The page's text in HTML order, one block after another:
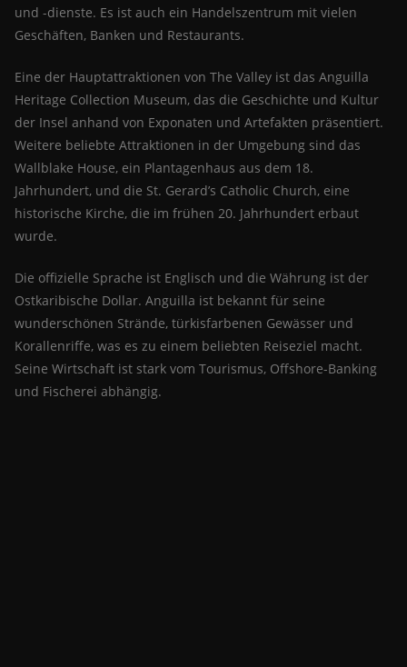
und -dienste. Es ist auch ein Handelszentrum mit vielen
Geschäften, Banken und Restaurants.
Eine der Hauptattraktionen von The Valley ist das Anguilla
Heritage Collection Museum, das die Geschichte und Kultur
der Insel anhand von Exponaten und Artefakten präsentiert.
Weitere beliebte Attraktionen in der Umgebung sind das
Wallblake House, ein Plantagenhaus aus dem 18.
Jahrhundert, und die St. Gerard’s Catholic Church, eine
historische Kirche, die im frühen 20. Jahrhundert erbaut
wurde.
Die offizielle Sprache ist Englisch und die Währung ist der
Ostkaribische Dollar. Anguilla ist bekannt für seine
wunderschönen Strände, türkisfarbenen Gewässer und
Korallenriffe, was es zu einem beliebten Reiseziel macht.
Seine Wirtschaft ist stark vom Tourismus, Offshore-Banking
und Fischerei abhängig.